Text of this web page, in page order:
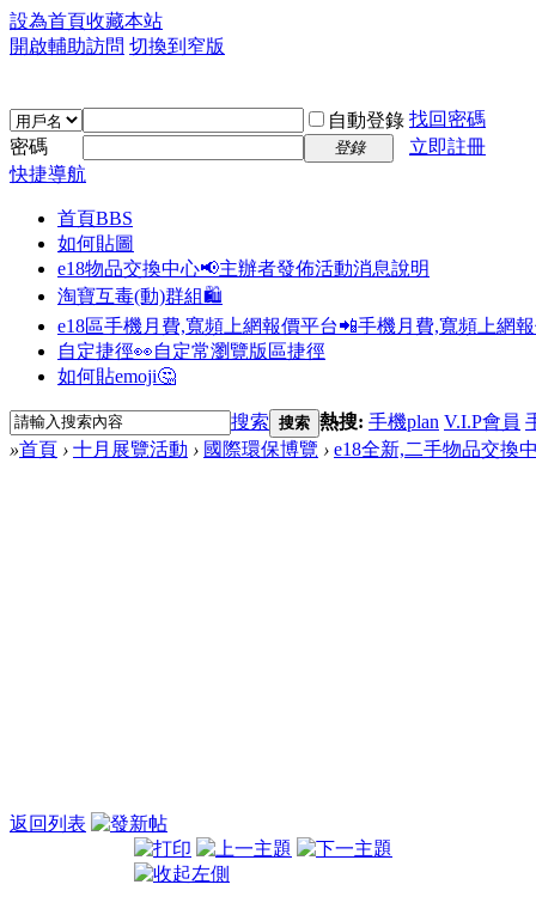
設為首頁收藏本站
開啟輔助訪問 切換到窄版
自動登錄 找回密碼
密碼
登錄
立即註冊
快捷導航
首頁BBS
如何貼圖
e18物品交換中心📢主辦者發佈活動消息說明
淘寶互毒(動)群組🛍️
e18區手機月費,寬頻上網報價平台📲手機月費,寬頻上網
自定捷徑👀自定常瀏覽版區捷徑
如何貼emoji🤔
搜索 搜索 熱搜: 手機plan V.I.P會員
»首頁 › 十月展覽活動 › 國際環保博覽 › e18全新,二手物品交換
返回列表